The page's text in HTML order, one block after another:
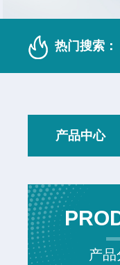
热门搜索：
产品中心
产品